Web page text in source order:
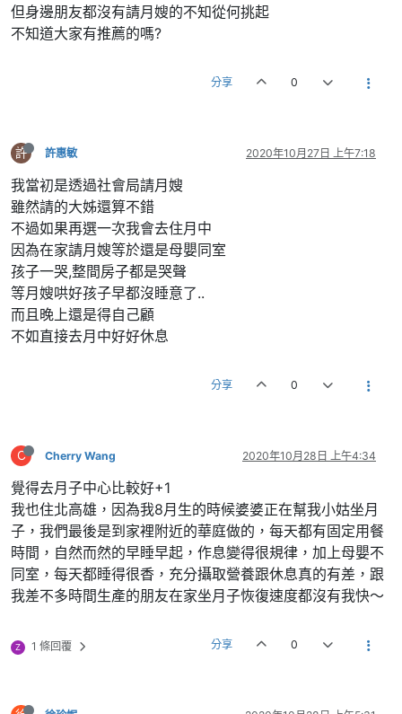
但身邊朋友都沒有請月嫂的不知從何挑起
不知道大家有推薦的嗎?
分享 0
許 許惠敏 2020年10月27日 上午7:18
我當初是透過社會局請月嫂
雖然請的大姊還算不錯
不過如果再選一次我會去住月中
因為在家請月嫂等於還是母嬰同室
孩子一哭,整間房子都是哭聲
等月嫂哄好孩子早都沒睡意了..
而且晚上還是得自己顧
不如直接去月中好好休息
分享 0
C Cherry Wang 2020年10月28日 上午4:34
覺得去月子中心比較好+1
我也住北高雄，因為我8月生的時候婆婆正在幫我小姑坐月
子，我們最後是到家裡附近的華庭做的，每天都有固定用餐
時間，自然而然的早睡早起，作息變得很規律，加上母嬰不
同室，每天都睡得很香，充分攝取營養跟休息真的有差，跟
我差不多時間生產的朋友在家坐月子恢復速度都沒有我快～
Z 1 條回覆 分享 0